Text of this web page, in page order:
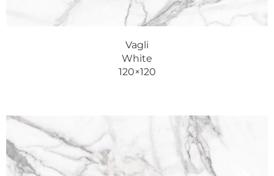
Vagli
White
120×120